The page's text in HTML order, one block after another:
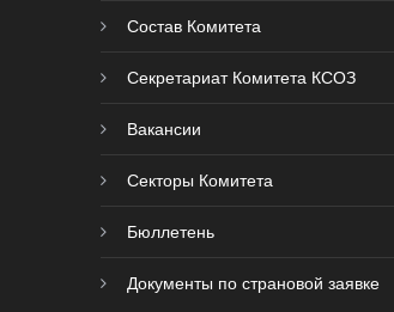
Состав Комитета
Секретариат Комитета КСОЗ
Вакансии
Секторы Комитета
Бюллетень
Документы по страновой заявке